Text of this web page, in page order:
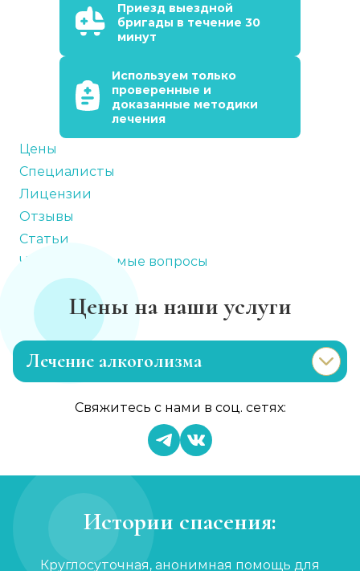
Приезд выездной
бригады в течение 30
минут
Используем только
проверенные и
доказанные методики
лечения
Цены
Специалисты
Лицензии
Отзывы
Статьи
Часто задаваемые вопросы
Цены на наши услуги
Лечение алкоголизма
от 3 000 ₽ Записаться
Свяжитесь с нами в соц. сетях:
Истории спасения:
Круглосуточная, анонимная помощь для